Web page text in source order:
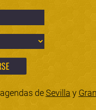
deSevilla y